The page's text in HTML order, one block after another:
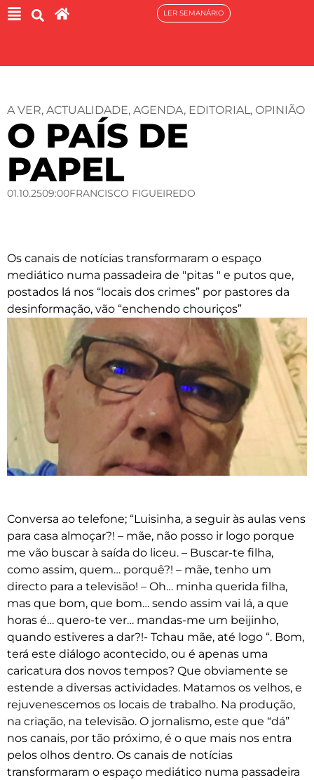
LER SEMANÁRIO
A VER, ACTUALIDADE, AGENDA, EDITORIAL, OPINIÃO
O PAÍS DE
PAPEL
01.10.2509:00FRANCISCO FIGUEIREDO
Os canais de notícias transformaram o espaço
mediático numa passadeira de "pitas " e putos que,
postados lá nos “locais dos crimes” por pastores da
desinformação, vão “enchendo chouriços”
Conversa ao telefone; “Luisinha, a seguir às aulas vens
para casa almoçar?! – mãe, não posso ir logo porque
me vão buscar à saída do liceu. – Buscar-te filha,
como assim, quem… porquê?! – mãe, tenho um
directo para a televisão! – Oh… minha querida filha,
mas que bom, que bom… sendo assim vai lá, a que
horas é… quero-te ver… mandas-me um beijinho,
quando estiveres a dar?!- Tchau mãe, até logo “. Bom,
terá este diálogo acontecido, ou é apenas uma
caricatura dos novos tempos? Que obviamente se
estende a diversas actividades. Matamos os velhos, e
rejuvenescemos os locais de trabalho. Na produção,
na criação, na televisão. O jornalismo, este que “dá”
nos canais, por tão próximo, é o que mais nos entra
pelos olhos dentro. Os canais de notícias
transformaram o espaço mediático numa passadeira